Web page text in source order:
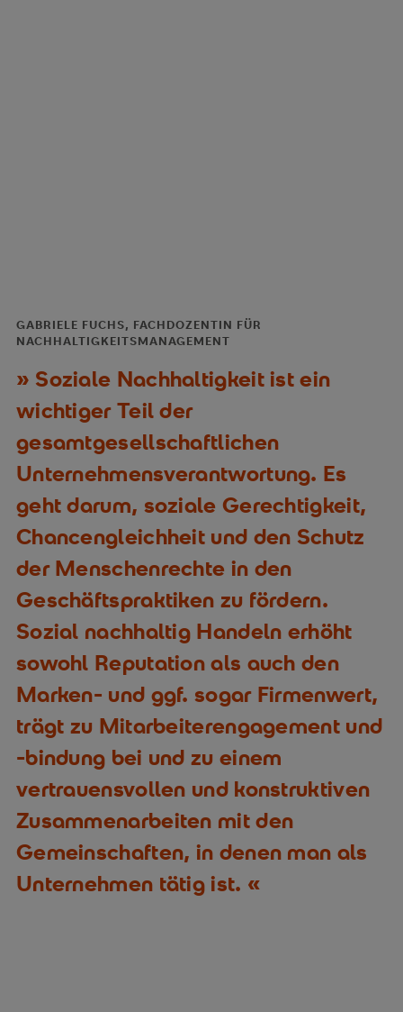
Soziale Nachhaltigkeit ist ein
wichtiger Teil der
gesamtgesellschaftlichen
Unternehmensverantwortung. Es
geht darum, soziale Gerechtigkeit,
Chancengleichheit und den Schutz
der Menschenrechte in den
Geschäftspraktiken zu fördern.
Sozial nachhaltig Handeln erhöht
sowohl Reputation als auch den
Marken- und ggf. sogar Firmenwert,
trägt zu Mitarbeiterengagement und
-bindung bei und zu einem
vertrauensvollen und konstruktiven
Zusammenarbeiten mit den
Gemeinschaften, in denen man als
Unternehmen tätig ist.
GABRIELE FUCHS, FACHDOZENTIN FÜR
NACHHALTIGKEITSMANAGEMENT